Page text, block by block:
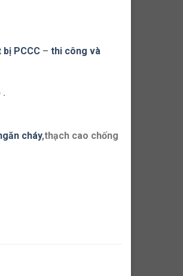
PCCC – thi công và
.
cháy,thạch cao chống